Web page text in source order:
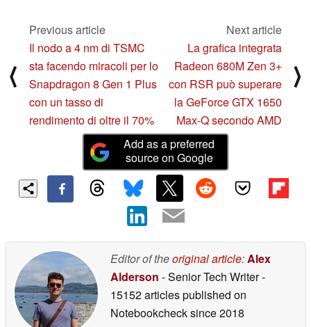
⟨
Previous article
Il nodo a 4 nm di TSMC
sta facendo miracoli per lo
Snapdragon 8 Gen 1 Plus
con un tasso di
rendimento di oltre il 70%
Next article
La grafica integrata
Radeon 680M Zen 3+
con RSR può superare
la GeForce GTX 1650
Max-Q secondo AMD
⟩
Add as a preferred
source on Google
Editor of theoriginal article: Alex
Alderson - Senior Tech Writer-
15152 articles published on
Notebookchecksince 2018